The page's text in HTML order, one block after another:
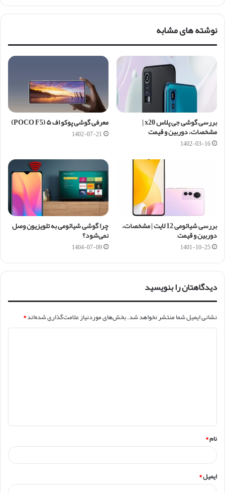
نوشته های مشابه
بررسی گوشی جی پلاس x20 |
مشخصات، دوربین و قیمت
1402-03-16
معرفی گوشی پوکو اف ۵ (POCO F5)
1402-07-21
بررسی شیائومی 12 لایت | مشخصات،
دوربین و قیمت
1401-10-25
چرا گوشی شیائومی به تلویزیون وصل
نمی‌شود؟
1404-07-09
دیدگاهتان را بنویسید
نشانی ایمیل شما منتشر نخواهد شد.بخش‌های موردنیاز علامت‌گذاری شده‌اند*
*
نام*
ایمیل*